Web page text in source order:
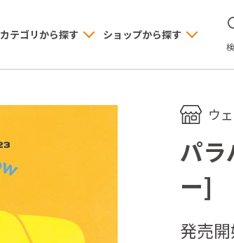
カテゴリから探す ショップから探す
ウ
パラ
ー]
発売